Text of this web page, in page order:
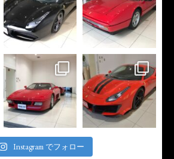
Instagram でフォロー